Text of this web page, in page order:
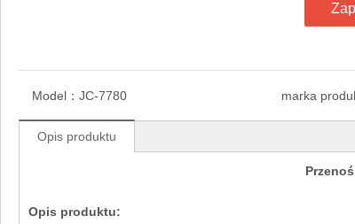
Model： JC-7780 marka
Opis produktu
Opis produktu: